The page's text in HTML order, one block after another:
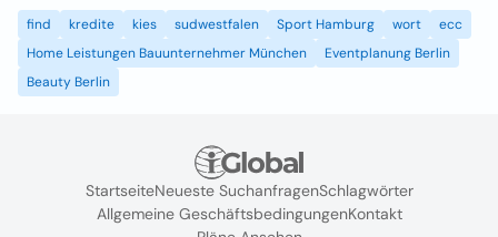
find kredite kies sudwestfalen Sport Hamburg wort
ecc
Home Leistungen Bauunternehmer München
Eventplanung Berlin
Beauty Berlin
StartseiteNeueste SuchanfragenSchlagwörter
Allgemeine GeschäftsbedingungenKontakt